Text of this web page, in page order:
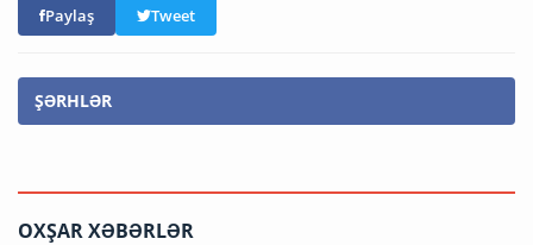
Paylaş Tweet
ŞƏRHLƏR
OXŞAR XƏBƏRLƏR